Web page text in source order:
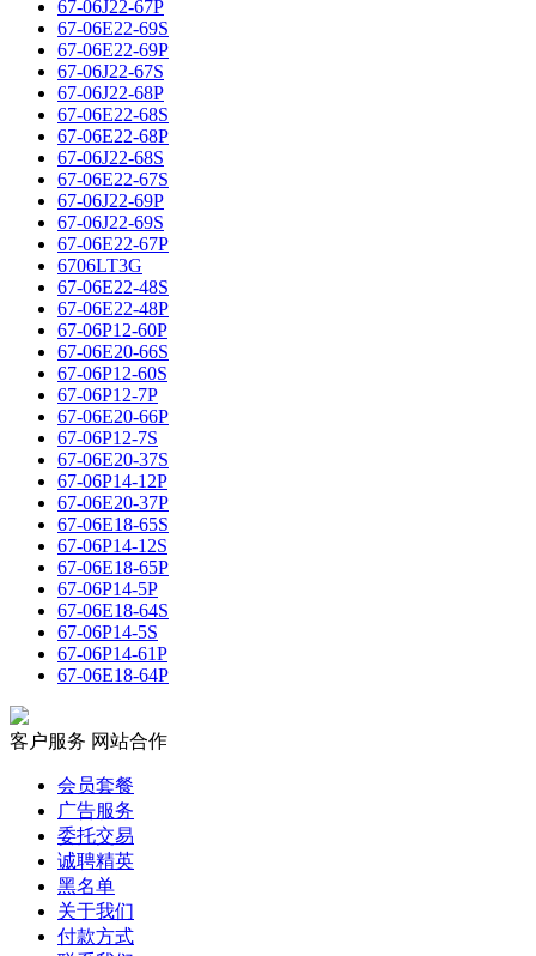
67-06J22-67P
67-06E22-69S
67-06E22-69P
67-06J22-67S
67-06J22-68P
67-06E22-68S
67-06E22-68P
67-06J22-68S
67-06E22-67S
67-06J22-69P
67-06J22-69S
67-06E22-67P
6706LT3G
67-06E22-48S
67-06E22-48P
67-06P12-60P
67-06E20-66S
67-06P12-60S
67-06P12-7P
67-06E20-66P
67-06P12-7S
67-06E20-37S
67-06P14-12P
67-06E20-37P
67-06E18-65S
67-06P14-12S
67-06E18-65P
67-06P14-5P
67-06E18-64S
67-06P14-5S
67-06P14-61P
67-06E18-64P
客户服务 网站合作
会员套餐
广告服务
委托交易
诚聘精英
黑名单
关于我们
付款方式